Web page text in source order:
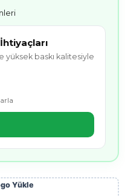
yüksek baskı kalitesiyle